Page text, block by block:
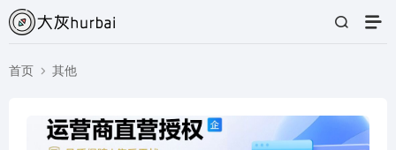
首页 其他